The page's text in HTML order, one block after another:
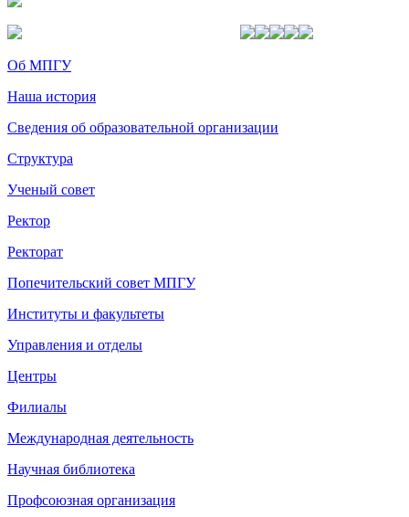
Об МПГУ
Наша история
Сведения об образовательной организации
Структура
Ученый совет
Ректор
Ректорат
Попечительский совет МПГУ
Институты и факультеты
Управления и отделы
Центры
Филиалы
Международная деятельность
Научная библиотека
Профсоюзная организация